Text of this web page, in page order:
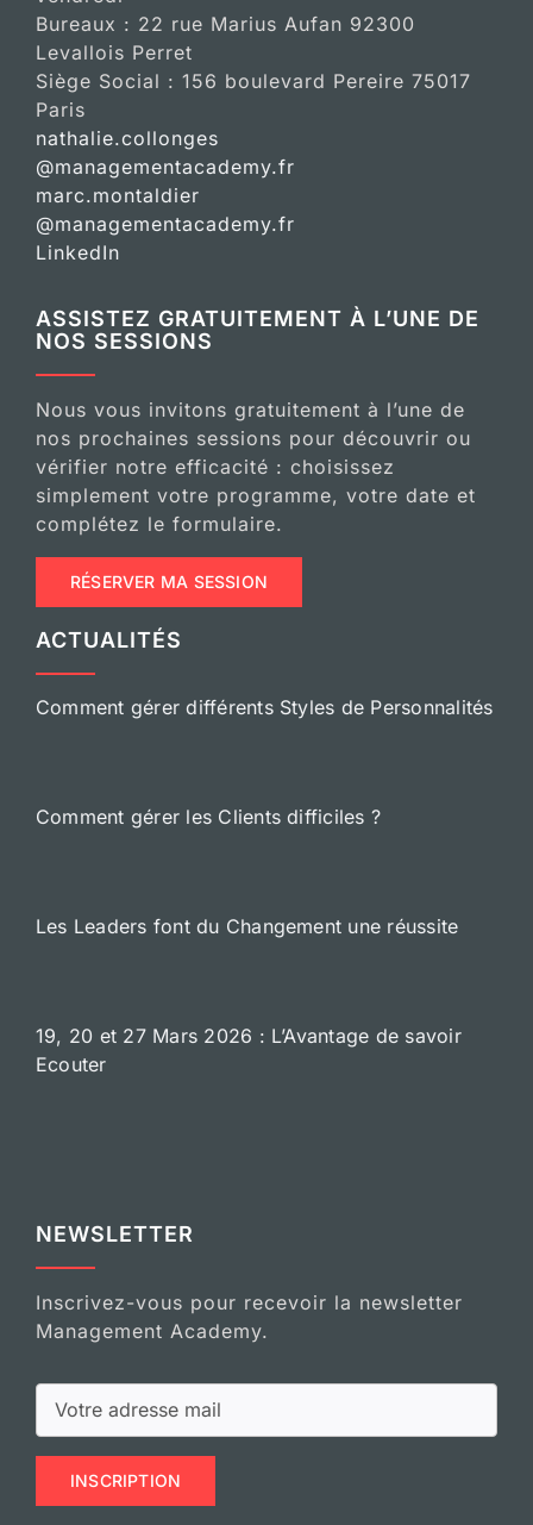
Bureaux : 22 rue Marius Aufan 92300
Levallois Perret
Siège Social : 156 boulevard Pereire 75017
Paris
nathalie.collonges
@managementacademy.fr
marc.montaldier
@managementacademy.fr
LinkedIn
ASSISTEZ GRATUITEMENT À L’UNE DE
NOS SESSIONS
Nous vous invitons gratuitement à l’une de
nos prochaines sessions pour découvrir ou
vérifier notre efficacité : choisissez
simplement votre programme, votre date et
complétez le formulaire.
RÉSERVER MA SESSION
ACTUALITÉS
Comment gérer différents Styles de Personnalités
Comment gérer les Clients difficiles ?
Les Leaders font du Changement une réussite
19, 20 et 27 Mars 2026 : L’Avantage de savoir
Ecouter
NEWSLETTER
Inscrivez-vous pour recevoir la newsletter
Management Academy.